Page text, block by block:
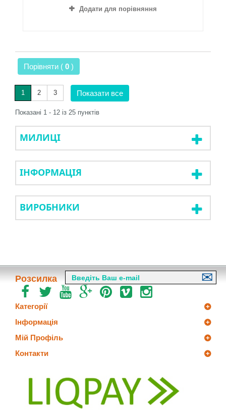
Додати для порівняння
Порівняти ( 0 )
Показати все
1 2 3
Показані 1 - 12 із 25 пунктів
МИЛИЦІ
ІНФОРМАЦІЯ
ВИРОБНИКИ
Розсилка
Категорії
Інформація
Мій Профіль
Контакти